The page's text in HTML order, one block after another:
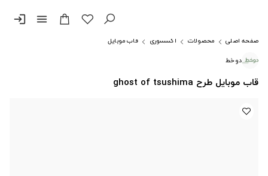
menu
login
صفحه اصلی محصولات اکسسوری
قاب موبایل
دوخط
قاب موبایل طرح ghost of tsushima